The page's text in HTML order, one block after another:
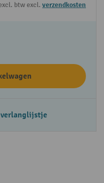
btw excl. verzendkosten
verlanglijstje